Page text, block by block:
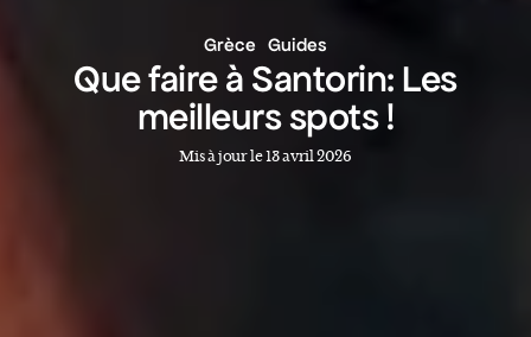
Grèce Guides
Que faire à Santorin: Les
meilleurs spots !
Mis à jour le 13 avril 2026